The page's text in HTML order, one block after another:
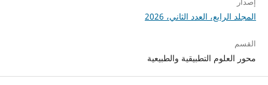
المجلد الرابع، العدد الثاني، 2026
القسم
محور العلوم التطبيقية والطبيعية